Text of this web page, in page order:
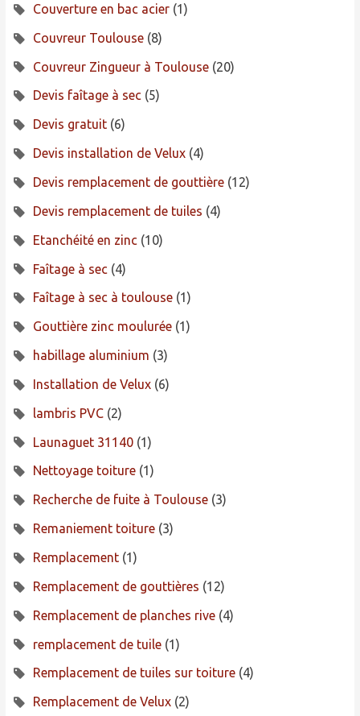
Couverture en bac acier(1)
Couvreur Toulouse(8)
Couvreur Zingueur à Toulouse(20)
Devis faîtage à sec(5)
Devis gratuit(6)
Devis installation de Velux(4)
Devis remplacement de gouttière(12)
Devis remplacement de tuiles (4)
Etanchéité en zinc(10)
Faîtage à sec (4)
Faîtage à sec à toulouse(1)
Gouttière zinc moulurée(1)
habillage aluminium (3)
Installation de Velux(6)
lambris PVC(2)
Launaguet 31140(1)
Nettoyage toiture(1)
Recherche de fuite à Toulouse(3)
Remaniement toiture(3)
Remplacement(1)
Remplacement de gouttières (12)
Remplacement de planches rive(4)
remplacement de tuile(1)
Remplacement de tuiles sur toiture(4)
Remplacement de Velux(2)